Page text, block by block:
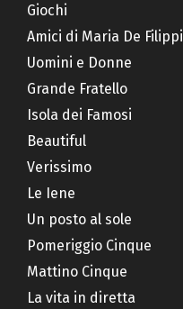
Giochi
Amici di Maria De Filippi
Uomini e Donne
Grande Fratello
Isola dei Famosi
Beautiful
Verissimo
Le Iene
Un posto al sole
Pomeriggio Cinque
Mattino Cinque
La vita in diretta